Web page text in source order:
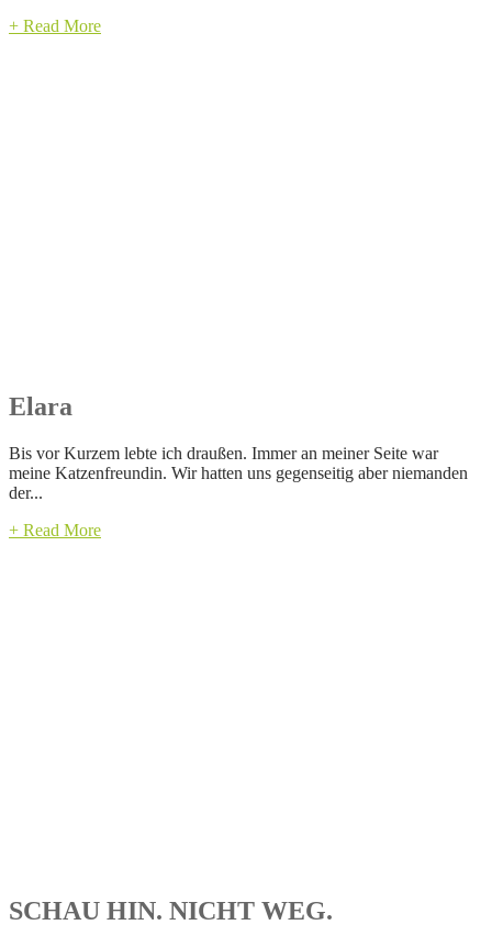
+ Read More
Elara
Bis vor Kurzem lebte ich draußen. Immer an meiner Seite war
meine Katzenfreundin. Wir hatten uns gegenseitig aber niemanden
der...
+ Read More
SCHAU HIN. NICHT WEG.